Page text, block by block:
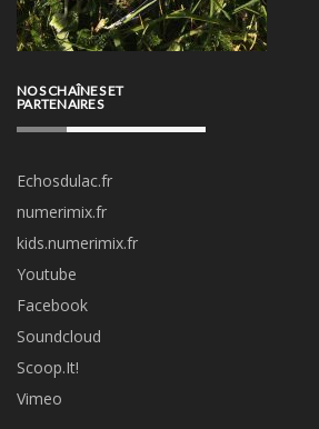
NOS CHAÎNES ET
PARTENAIRES
Echosdulac.fr
numerimix.fr
kids.numerimix.fr
Youtube
Facebook
Soundcloud
Scoop.It!
Vimeo